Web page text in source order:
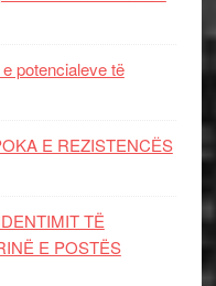
potencialeve të
E REZISTENCЁS
TË
E POSTËS